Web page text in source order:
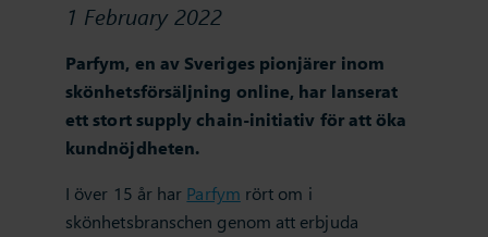
1 February 2022
Parfym, en av Sveriges pionjärer inom
skönhetsförsäljning online, har lanserat
ett stort supply chain-initiativ för att öka
kundnöjdheten.
I över 15 år har Parfym rört om i
skönhetsbranschen genom att erbjuda